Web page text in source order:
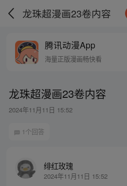
龙珠超漫画23卷内容
腾讯动漫App
海量正版漫画畅快看
龙珠超漫画23卷内容
2024年11月11日 15:52
1个回答
绯红玫瑰
2024年11月11日 15:52